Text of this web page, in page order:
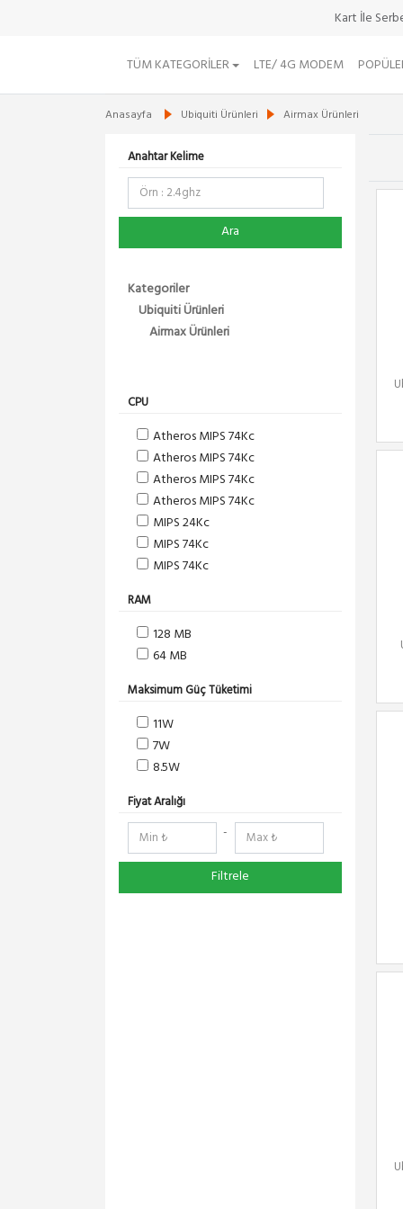
Kart İle
TÜM KATEGORILER LTE/ 4G MODEM
Anasayfa Ubiquiti Ürünleri Airmax Ürünleri
Anahtar Kelime
Ara
Kategoriler
Ubiquiti Ürünleri
Airmax Ürünleri
CPU
Atheros MIPS 74Kc
Atheros MIPS 74Kc
Atheros MIPS 74Kc
Atheros MIPS 74Kc
MIPS 24Kc
MIPS 74Kc
MIPS 74Kc
RAM
128 MB
64 MB
Maksimum Güç Tüketimi
11W
7W
8.5W
Fiyat Aralığı
-
Filtrele